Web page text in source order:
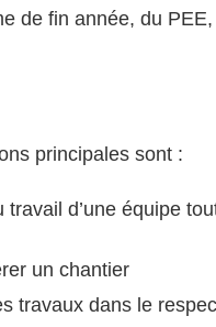
de fin année, du
principales sont :
travail d’une équipe
un chantier
travaux dans le